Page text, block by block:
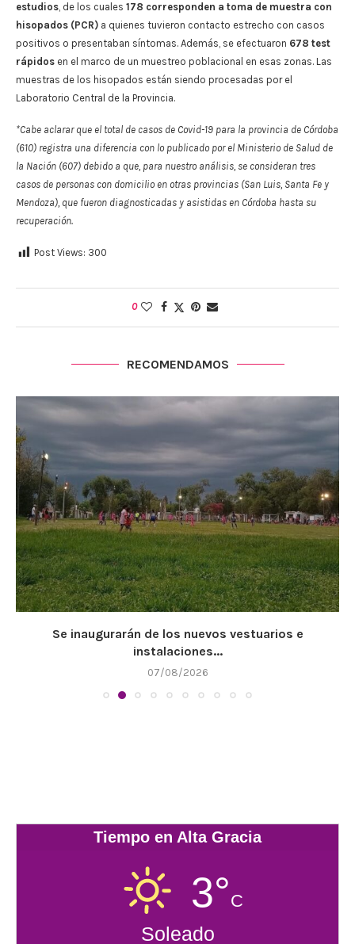
estudios, de los cuales 178 corresponden a toma de muestra con
hisopados (PCR) a quienes tuvieron contacto estrecho con casos
positivos o presentaban síntomas. Además, se efectuaron 678 test
rápidos en el marco de un muestreo poblacional en esas zonas. Las
muestras de los hisopados están siendo procesadas por el
Laboratorio Central de la Provincia.
*Cabe aclarar que el total de casos de Covid-19 para la provincia de Córdoba
(610) registra una diferencia con lo publicado por el Ministerio de Salud de
la Nación (607) debido a que, para nuestro análisis, se consideran tres
casos de personas con domicilio en otras provincias (San Luis, Santa Fe y
Mendoza), que fueron diagnosticadas y asistidas en Córdoba hasta su
recuperación.
Post Views: 300
0
RECOMENDAMOS
Se inaugurarán de los nuevos vestuarios e
instalaciones...
07/08/2026
Tiempo en Alta Gracia
3°C
Soleado